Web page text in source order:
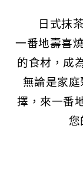
日式抹
一番地壽喜
的食材，成
無論是家
擇，來一番
您